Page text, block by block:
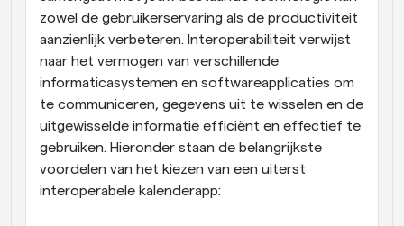
zowel de gebruikerservaring als de productiviteit
aanzienlijk verbeteren. Interoperabiliteit verwijst
naar het vermogen van verschillende
informaticasystemen en softwareapplicaties om
te communiceren, gegevens uit te wisselen en de
uitgewisselde informatie efficiënt en effectief te
gebruiken. Hieronder staan de belangrijkste
voordelen van het kiezen van een uiterst
interoperabele kalenderapp: